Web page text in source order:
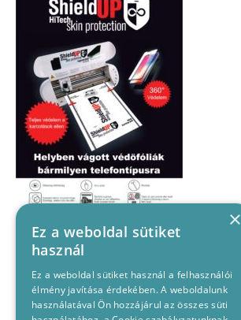
×
Ez a weboldal sütiket
használ
Ez a weboldal sütiket használ a felhasználói
élmény javítása érdekében. A weboldalunk
használatával Ön hozzájárul az összes süti